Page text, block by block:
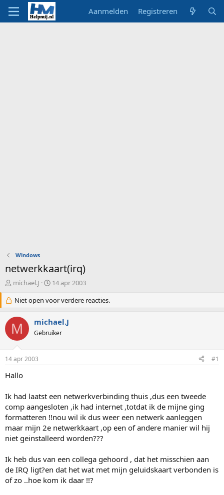
Aanmelden Registreren
Windows
netwerkkaart(irq)
O
d
e
r
w
e
s
t
a
t
e
r
michael.J
S
a
r
d
a
m
14 apr 2003
Niet open voor verdere reacties.
M michael.J
Gebruiker
14 apr 2003 #1
Hallo
Ik had laatst een netwerkverbinding thuis ,dus een tweede
comp aangesloten ,ik had internet ,totdat ik de mijne ging
formatteren !!nou wil ik dus weer een netwerk aanleggen
maar mijn 2e netwerkkaart ,op een of andere manier wil hij
niet geinstalleerd worden???
Ik heb dus van een collega gehoord , dat het misschien aan
de IRQ ligt?en dat het wat met mijn geluidskaart verbonden is
of zo ..hoe kom ik daar !!?